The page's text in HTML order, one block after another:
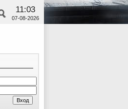
11:03
07-08-2026